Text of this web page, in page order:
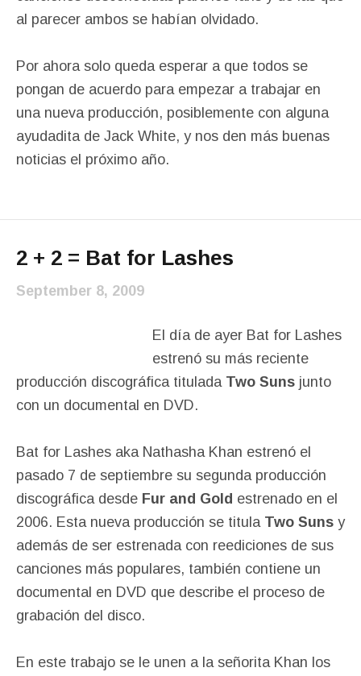
al parecer ambos se habían olvidado.
Por ahora solo queda esperar a que todos se
pongan de acuerdo para empezar a trabajar en
una nueva producción, posiblemente con alguna
ayudadita de Jack White, y nos den más buenas
noticias el próximo año.
2 + 2 = Bat for Lashes
September 8, 2009
El día de ayer Bat for Lashes
estrenó su más reciente
producción discográfica titulada Two Suns junto
con un documental en DVD.
Bat for Lashes aka Nathasha Khan estrenó el
pasado 7 de septiembre su segunda producción
discográfica desde Fur and Gold estrenado en el
2006. Esta nueva producción se titula Two Suns y
además de ser estrenada con reediciones de sus
canciones más populares, también contiene un
documental en DVD que describe el proceso de
grabación del disco.
En este trabajo se le unen a la señorita Khan los